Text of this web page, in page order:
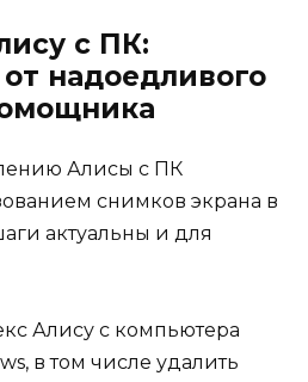
с ПК:
надоедливого
Алисы с ПК
снимков экрана в
актуальны и для
Алису с компьютера
в том числе удалить